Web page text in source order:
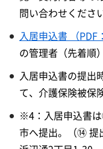
問い合わせくださ
入居申込書 （PDF
の管理者（先着順
入居申込書の提出
て、介護保険被保
※4：入居申込書
市へ提出。（⑭ 提